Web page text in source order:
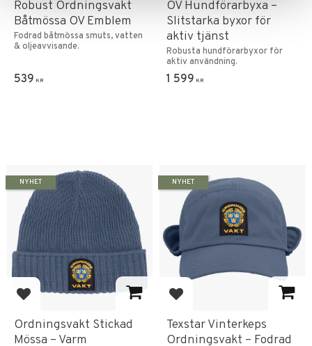
Robust Ordningsvakt
Båtmössa OV Emblem
Fodrad båtmössa smuts, vatten
& oljeavvisande.
539 KR
OV Hundförarbyxa –
Slitstarka byxor för
aktiv tjänst
Robusta hundförarbyxor för
aktiv användning.
1 599 KR
Lägg till i favoriter
Ordningsvakt Stickad
Mössa – Varm
NYHET
Lägg till i favoriter
Texstar Vinterkeps
Ordningsvakt – Fodrad
NYHET